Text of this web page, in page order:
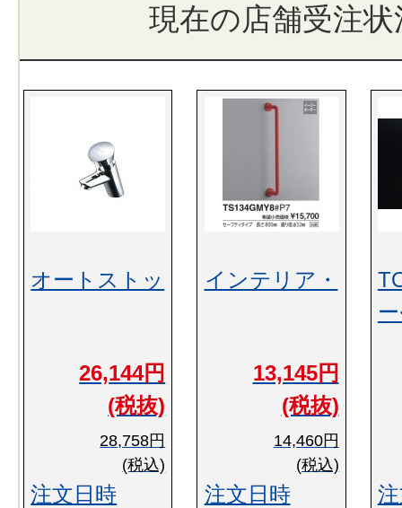
現在の店舗受注状
オートストッ
26,144円
(税抜)
28,758円
(税込)
注文日時
インテリア・
13,145円
(税抜)
14,460円
(税込)
注文日時